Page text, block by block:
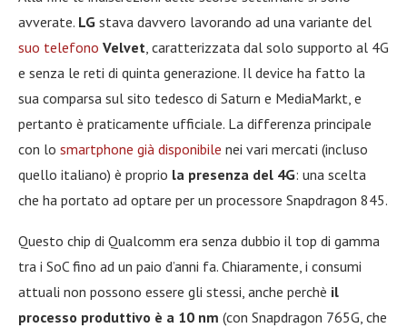
avverate. LG stava davvero lavorando ad una variante del
suo telefono Velvet, caratterizzata dal solo supporto al 4G
e senza le reti di quinta generazione. Il device ha fatto la
sua comparsa sul sito tedesco di Saturn e MediaMarkt, e
pertanto è praticamente ufficiale. La differenza principale
con lo smartphone già disponibile nei vari mercati (incluso
quello italiano) è proprio la presenza del 4G: una scelta
che ha portato ad optare per un processore Snapdragon 845.
Questo chip di Qualcomm era senza dubbio il top di gamma
tra i SoC fino ad un paio d’anni fa. Chiaramente, i consumi
attuali non possono essere gli stessi, anche perchè il
processo produttivo è a 10 nm (con Snapdragon 765G, che